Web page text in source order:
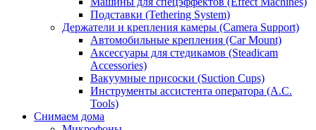
Подставки (Tethering System)
Держатели и крепления камеры (Camera Support)
Автомобильные крепления (Car Mount)
Аксессуары для стедикамов (Steadicam
Accessories)
Вакуумные присоски (Suction Cups)
Инструменты ассистента оператора (A.C.
Tools)
Снимаем дома